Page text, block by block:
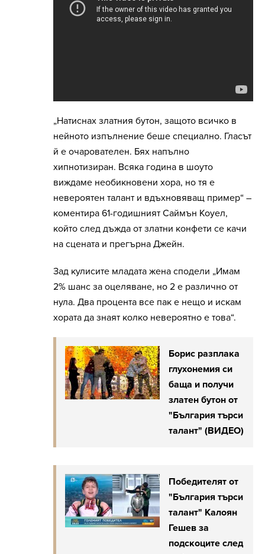
„Натиснах златния бутон, защото всичко в
нейното изпълнение беше специално. Гласът
й е очарователен. Бях напълно
хипнотизиран. Всяка година в шоуто
виждаме необикновени хора, но тя е
невероятен талант и вдъхновяващ пример“ –
коментира 61-годишният Саймън Коуел,
който след дъжда от златни конфети се качи
на сцената и прегърна Джейн.
Зад кулисите младата жена сподели „Имам
2% шанс за оцеляване, но 2 е различно от
нула. Два процента все пак е нещо и искам
хората да знаят колко невероятно е това“.
Борис разплака
глухонемия си
баща и получи
златен бутон от
"България търси
талант" (ВИДЕО)
Победителят от
"България търси
талант" Калоян
Гешев за
подскоците след